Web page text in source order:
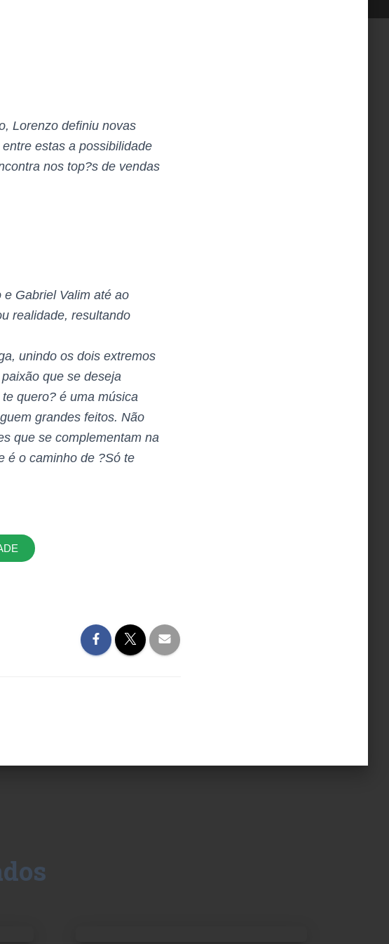
Lorenzo definiu novas
estas a possibilidade
nos top?s de vendas
Gabriel Valim até ao
realidade, resultando
unindo os dois extremos
que se deseja
quero? é uma música
grandes feitos. Não
que se complementam na
é o caminho de ?Só te